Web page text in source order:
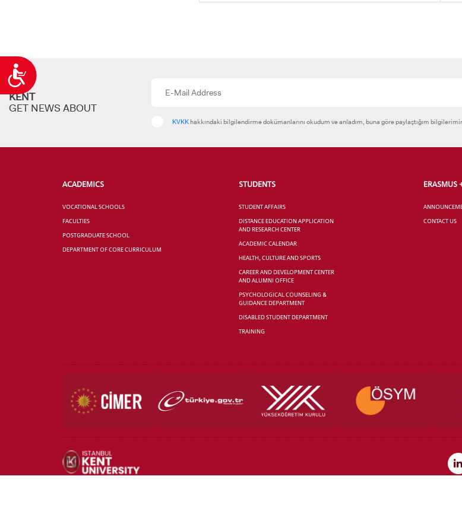
Accessibility
KENT
GET NEWS ABOUT
KVKK hakkındaki bilgilendirme dokümanlarını okudum ve anladım, buna göre paylaştığım
ACADEMICS
VOCATIONAL SCHOOLS
FACULTIES
POSTGRADUATE SCHOOL
DEPARTMENT OF CORE CURRICULUM
STUDENTS
STUDENT AFFAIRS
DISTANCE EDUCATION APPLICATION
AND RESEARCH CENTER
ACADEMIC CALENDAR
HEALTH, CULTURE AND SPORTS
CAREER AND DEVELOPMENT CENTER
AND ALUMNI OFFICE
PSYCHOLOGICAL COUNSELING &
GUIDANCE DEPARTMENT
DISABLED STUDENT DEPARTMENT
TRAINING
ERASMUS
CONTACT US